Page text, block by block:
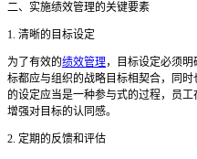
二、实施绩效管理的关键要素
1. 清晰的目标设定
为了有效的绩效管理，目标设定必须
标都应与组织的战略目标相契合，同
的设定应当是一种参与式的过程，员
增强对目标的认同感。
2. 定期的反馈和评估